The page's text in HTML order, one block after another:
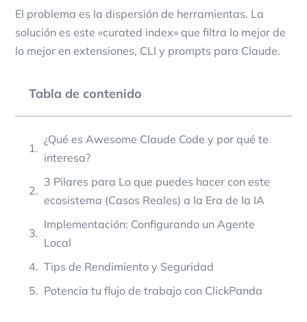
El problema es la dispersión de herramientas. La
solución es este «curated index» que filtra lo mejor de
lo mejor en extensiones, CLI y prompts para Claude.
Tabla de contenido
¿Qué es Awesome Claude Code y por qué te
interesa?
3 Pilares para Lo que puedes hacer con este
ecosistema (Casos Reales) a la Era de la IA
Implementación: Configurando un Agente
Local
Tips de Rendimiento y Seguridad
Potencia tu flujo de trabajo con ClickPanda